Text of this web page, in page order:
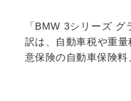
「BMW 3シリーズ
訳は、自動車税や重
意保険の自動車保険料